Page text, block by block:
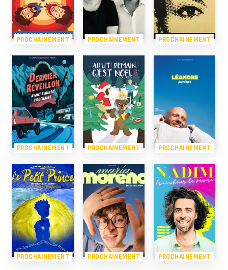
PROCHAINEMENT PROCHAINEMENT PROCHAINEMENT
PROCHAINEMENT PROCHAINEMENT PROCHAINEMENT
PROCHAINEMENT PROCHAINEMENT PROCHAINEMENT